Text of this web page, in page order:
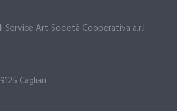
Service Art Società Cooperativa a.r.l.
Cagliari